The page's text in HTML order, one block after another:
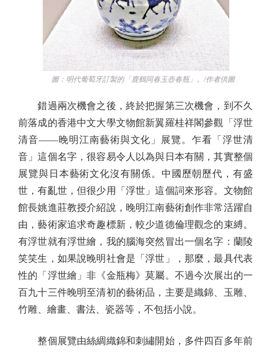
圖：明代葡萄牙訂製的「鹿鶴同春玉壺春瓶」。/作者供圖
錯過兩次機會之後，終於把握第三次機會，到不久
前落成的香港中文大學文物館新翼羅桂祥閣參觀「浮世
清音——晚明江南藝術與文化」展覽。乍看「浮世清
音」這個名字，很容易令人以為與日本有關，其實整個
展覽與日本藝術文化沒有關係。中國歷朝歷代，有盛
世，有亂世，但很少用「浮世」這個詞來形容。文物館
館長姚進莊教授介紹說，晚明江南藝術創作非常活躍自
由，藝術家追求奇趣標新，較少道德倫理觀念的束縛。
有浮世就有浮世繪，我的腦海突然冒出一個名字：蘭陵
笑笑生，如果說晚明社會是「浮世」，那麼，最具代表
性的「浮世繪」非《金瓶梅》莫屬。不過今次展出的一
百九十三件晚明至清初的藝術品，主要是織錦、玉雕、
竹雕、繪畫、書法、瓷器等，不包括小說。
整個展覽由絲綢織錦和刺繡開始，多件四百多年前